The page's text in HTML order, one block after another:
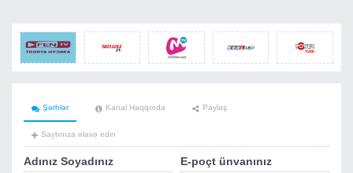
Şərhlər Kanal Haqqında Paylaş
Saytınıza əlavə edin
Adınız Soyadınız E-poçt ünvanınız